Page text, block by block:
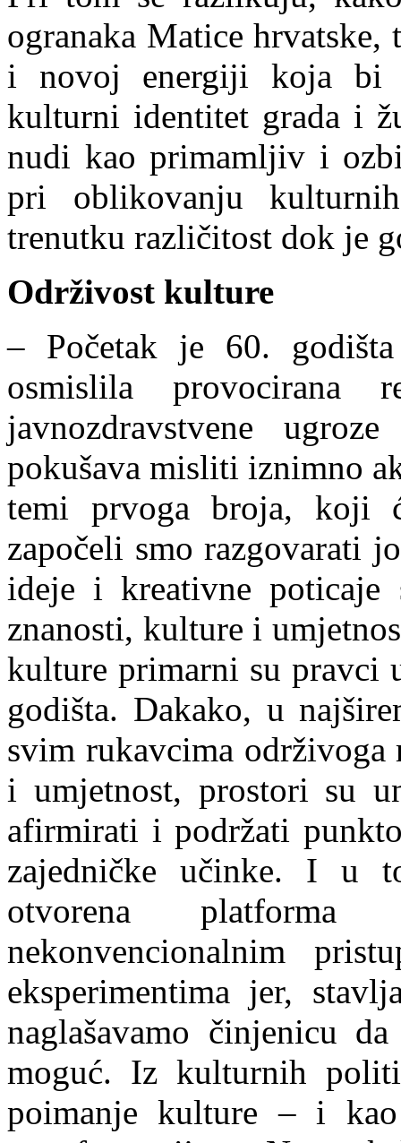
ogranaka Matice
i novoj energiji koja bi
kulturni identitet grada i
nudi kao primamljiv i
pri oblikovanju
trenutku različitost dok je
Održivost kulture
– Početak je 60. godišta
osmislila provocirana
javnozdravstvene
pokušava misliti iznimno
temi prvoga broja, koji
započeli smo razgovarati
ideje i kreativne poticaje
znanosti, kulture i
kulture primarni su pravci
godišta. Dakako, u
svim rukavcima
i umjetnost, prostori su
afirmirati i podržati
zajedničke učinke. I u
otvorena platforma
nekonvencionalnim
eksperimentima jer,
naglašavamo činjenicu
moguć. Iz kulturnih
poimanje kulture – i